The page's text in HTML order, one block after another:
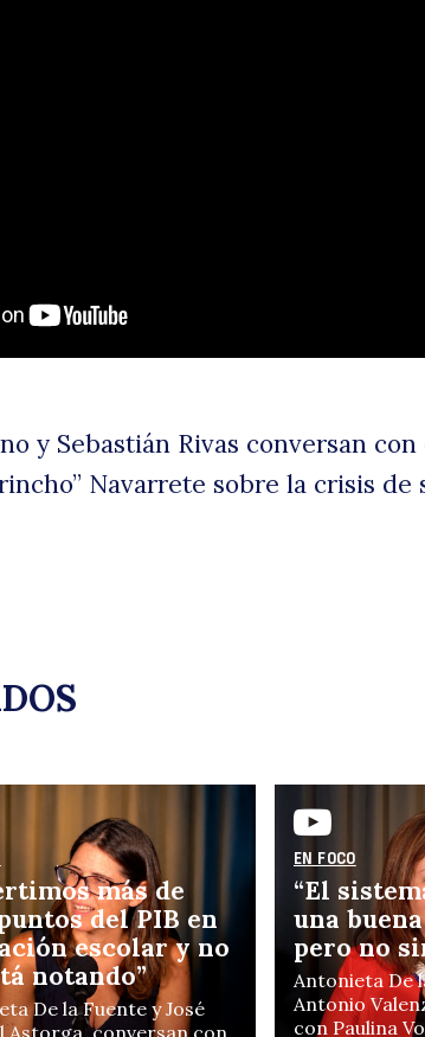
y Sebastián Rivas conversan
Navarrete sobre la crisis de
más de
del PIB en
escolar y no
notando”
De la Fuente y José
Astorga, conversan con
EN FOCO
“El
una
pero no
Antonieta De
Antonio
con Paulina